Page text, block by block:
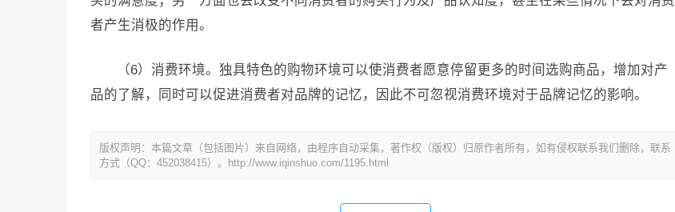
者产生消极的作用。
（6）消费环境。独具特色的购物环境可以使消费者愿意停留更多的时间选购商品，增加对产
品的了解，同时可以促进消费者对品牌的记忆，因此不可忽视消费环境对于品牌记忆的影响。
版权声明：本篇文章（包括图片）来自网络，由程序自动采集，著作权（版权）归原作者所有，如有侵权联系我们删除，联系
方式（QQ：452038415）。http://www.iqinshuo.com/1195.html